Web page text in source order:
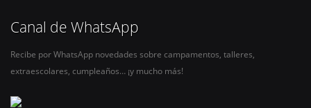
Canal de WhatsApp
Recibe por WhatsApp novedades sobre campamentos, talleres,
extraescolares, cumpleaños… ¡y mucho más!